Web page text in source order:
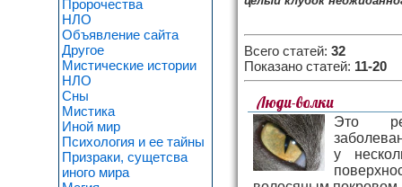
Пророчества
НЛО
Объявление сайта
Другое
Мистические истории
НЛО
Сны
Мистика
Иной мир
Психология и ее тайны
Призраки, сущетсва
иного мира
Всего статей: 32
Показано статей: 11-20
Люди-волки
Это
у